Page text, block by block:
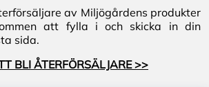
av Miljögårdens produkter
att fylla i och skicka in din
sida.
BLI ÅTERFÖRSÄLJARE >>